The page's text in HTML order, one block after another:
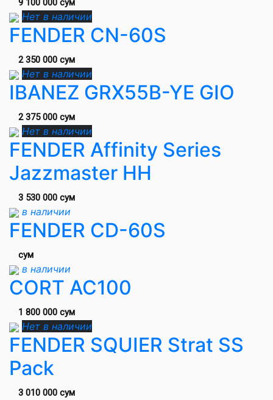
9 100 000 сум
Нет в наличии
FENDER CN-60S
2 350 000 сум
Нет в наличии
IBANEZ GRX55B-YE GIO
2 375 000 сум
Нет в наличии
FENDER Affinity Series
Jazzmaster HH
3 530 000 сум
в наличии
FENDER CD-60S
сум
в наличии
CORT AC100
1 800 000 сум
Нет в наличии
FENDER SQUIER Strat SS
Pack
3 010 000 сум